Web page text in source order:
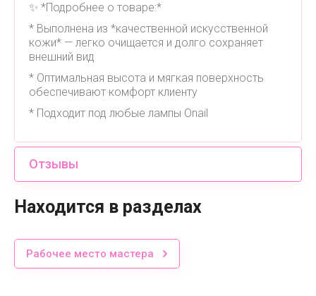
✨ *Подробнее о товаре:*
* Выполнена из *качественной искусственной
кожи* — легко очищается и долго сохраняет
внешний вид
* Оптимальная высота и мягкая поверхность
обеспечивают комфорт клиенту
* Подходит под любые лампы Onail
Отзывы
Находится в разделах
Рабочее место мастера